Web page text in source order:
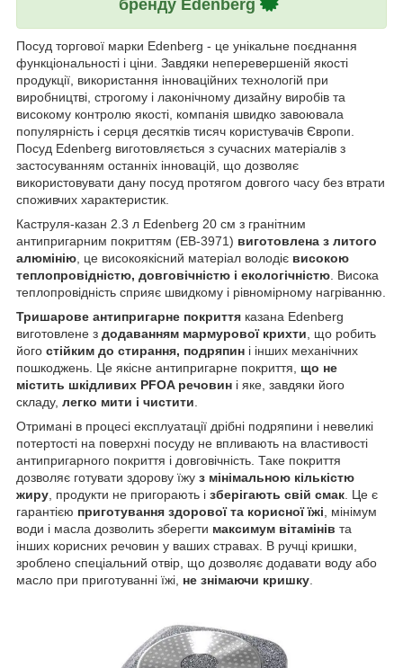
бренду Edenberg
Посуд торгової марки Edenberg - це унікальне поєднання
функціональності і ціни. Завдяки неперевершеній якості
продукції, використання інноваційних технологій при
виробництві, строгому і лаконічному дизайну виробів та
високому контролю якості, компанія швидко завоювала
популярність і серця десятків тисяч користувачів Європи.
Посуд Edenberg виготовляється з сучасних матеріалів з
застосуванням останніх інновацій, що дозволяє
використовувати дану посуд протягом довгого часу без втрати
споживчих характеристик.
Каструля-казан 2.3 л Edenberg 20 см з гранітним
антипригарним покриттям (EB-3971) виготовлена з литого
алюмінію , це високоякісний матеріал володіє високою
теплопровідністю, довговічністю і екологічністю . Висока
теплопровідність сприяє швидкому і рівномірному нагріванню.
Тришарове антипригарне покриття казана Edenberg
виготовлене з додаванням мармурової крихти , що робить
його стійким до стирання, подряпин і інших механічних
пошкоджень. Це якісне антипригарне покриття, що не
містить шкідливих PFOA речовин і яке, завдяки його
складу, легко мити і чистити
Отримані в процесі експлуатації дрібні подряпини і невеликі
потертості на поверхні посуду не впливають на властивості
антипригарного покриття і довговічність. Таке покриття
дозволяє готувати здорову їжу з мінімальною кількістю
жиру , продукти не пригорають і зберігають свій смак . Це є
гарантією приготування здорової та корисної їжі , мінімум
води і масла дозволить зберегти максимум вітамінів та
інших корисних речовин у ваших стравах. В ручці кришки,
зроблено спеціальний отвір, що дозволяє додавати воду або
масло при приготуванні їжі, не знімаючи кришку